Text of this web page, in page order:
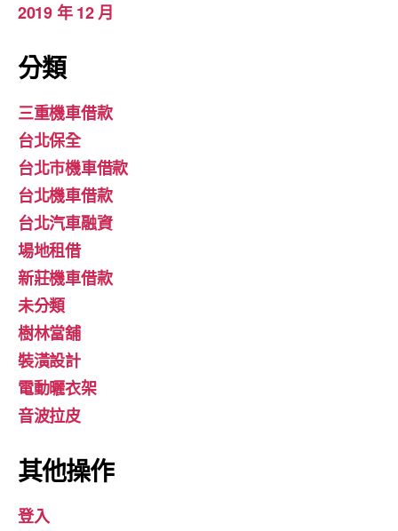
2019 年 12 月
分類
三重機車借款
台北保全
台北市機車借款
台北機車借款
台北汽車融資
場地租借
新莊機車借款
未分類
樹林當舖
裝潢設計
電動曬衣架
音波拉皮
其他操作
登入